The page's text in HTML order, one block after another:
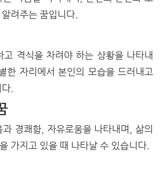
려주는 꿈입니다.
고 격식을 차려야 하는 상황을 나타내
한 자리에서 본인의 모습을 드러내고
.
경쾌함, 자유로움을 나타내며, 삶의
가지고 있을 때 나타날 수 있습니다.